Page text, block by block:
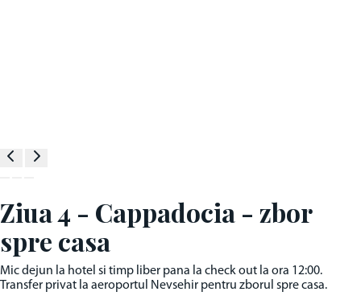
Ziua 4 - Cappadocia - zbor
spre casa
Mic dejun la hotel si timp liber pana la check out la ora 12:00.
Transfer privat la aeroportul Nevsehir pentru zborul spre casa.